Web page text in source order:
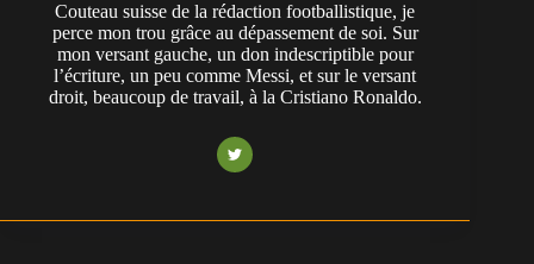
Couteau suisse de la rédaction footballistique, je
perce mon trou grâce au dépassement de soi. Sur
mon versant gauche, un don indescriptible pour
l’écriture, un peu comme Messi, et sur le versant
droit, beaucoup de travail, à la Cristiano Ronaldo.